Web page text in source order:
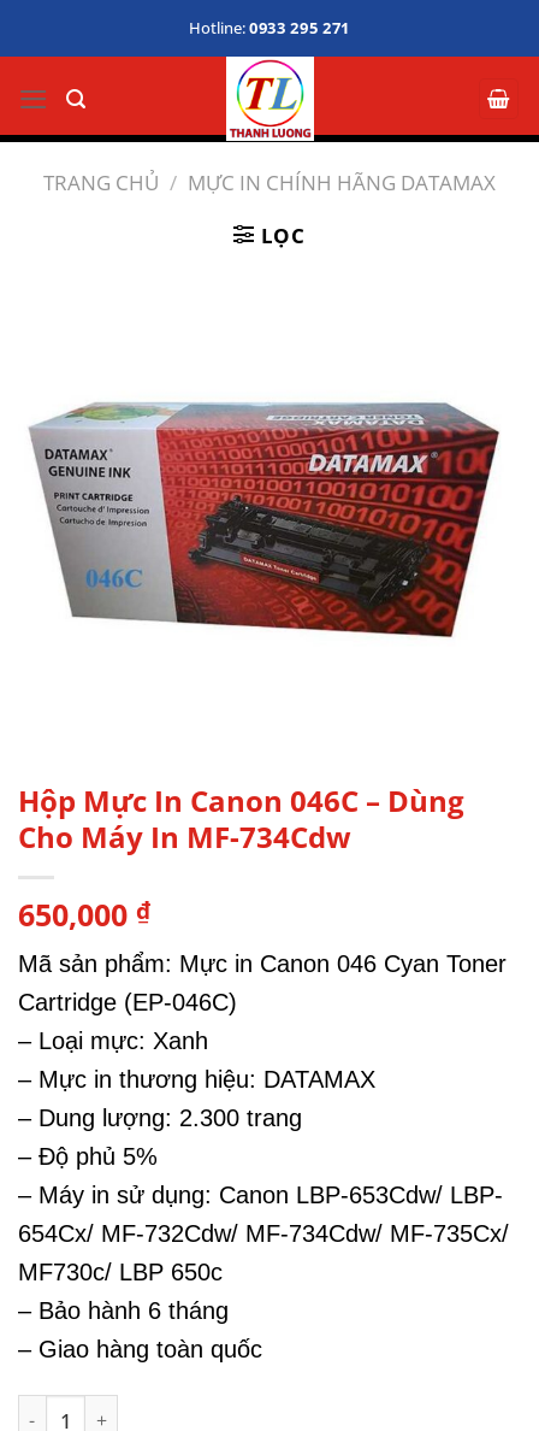
dung
Hotline:0933 295 271
TRANG CHỦ / MỰC IN CHÍNH HÃNG DATAMAX
LỌC
Hộp Mực In Canon 046C – Dùng
Cho Máy In MF-734Cdw
650,000 ₫
Mã sản phẩm: Mực in Canon 046 Cyan Toner
Cartridge (EP-046C)
– Loại mực: Xanh
– Mực in thương hiệu: DATAMAX
– Dung lượng: 2.300 trang
– Độ phủ 5%
– Máy in sử dụng: Canon LBP-653Cdw/ LBP-
654Cx/ MF-732Cdw/ MF-734Cdw/ MF-735Cx/
MF730c/ LBP 650c
– Bảo hành 6 tháng
– Giao hàng toàn quốc
Hộp Mực In Canon 046C - Dùng Cho Máy In MF-734Cdw